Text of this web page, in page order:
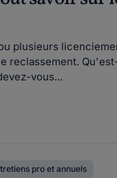
plusieurs
reclassement.
vous...
pro et annuels